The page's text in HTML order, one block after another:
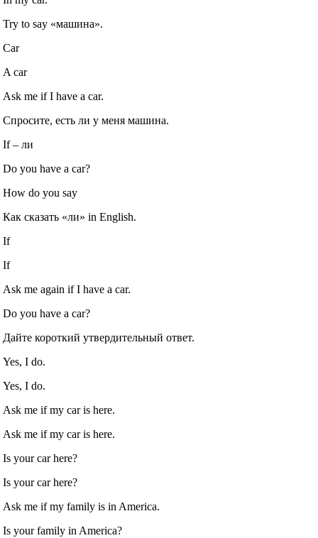
Try to say «машина».
Car
A car
Ask me if I have a car.
Спросите, есть ли у меня машина.
If – ли
Do you have a car?
How do you say
Как сказать «ли» in English.
If
If
Ask me again if I have a car.
Do you have a car?
Дайте короткий утвердительный ответ.
Yes, I do.
Yes, I do.
Ask me if my car is here.
Ask me if my car is here.
Is your car here?
Is your car here?
Ask me if my family is in America.
Is your family in America?